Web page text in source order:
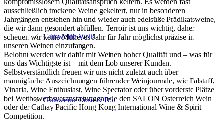
Gutsweine Weiß
Gutsweine Rosé & Rot
kompromisslosem Qualitätsanspruch keltern. Es werden fast
ausschließlich trockene Weine gekeltert, nur in besonderen
Jahrgängen entstehen hin und wieder auch edelsüße Prädikatsweine,
die wir dann gesondert abfüllen. Terroir ist uns wichtig, daher
scheuen wir keine Mühe, es Jahr für Jahr möglichst präzise in
unseren Weinen einzufangen.
Belohnt werden wir dafür mit Weinen hoher Qualität und – was für
uns das Wichtigste ist – mit dem Lob unserer Kunden.
Selbstverständlich freuen wir uns nicht zuletzt auch über
mannigfache Auszeichnungen führender Weinjournale, wie Falstaff,
Vinaria, Wine Enthusiast, Wine Spectator oder über vorderste Plätze
bei Wettbewerbsveranstaltungen wie den SALON Österreich Wein
oder der Cathay Pacific Hong Kong International Wine & Spirit
Competition.